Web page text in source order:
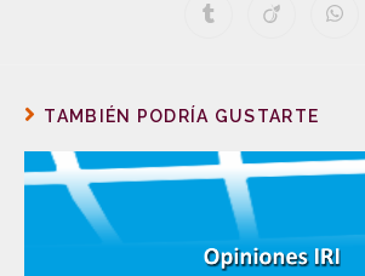
TAMBIÉN PODRÍA GUSTARTE